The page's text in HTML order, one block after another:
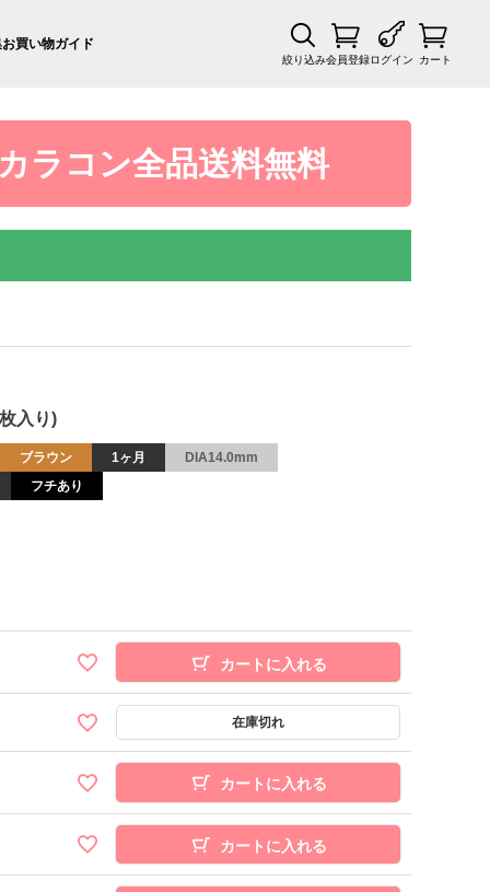
お買い物ガイド
絞り込み会員登録ログイン カート
ラコン全品送料無料
入り)
ブラウン 1ヶ月
DIA14.0mm
フチあり
カートに入れる
カートに入れる
カートに入れる